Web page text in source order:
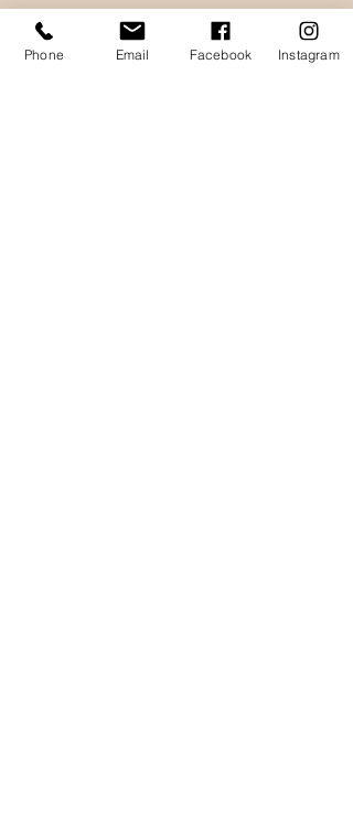
Panert Torskefilet, gourmet chips, remulade.
Allergener: fisk, sennep, sulfitt, egg, gluten -hvete, melk.
Phone Email Facebook Instagram